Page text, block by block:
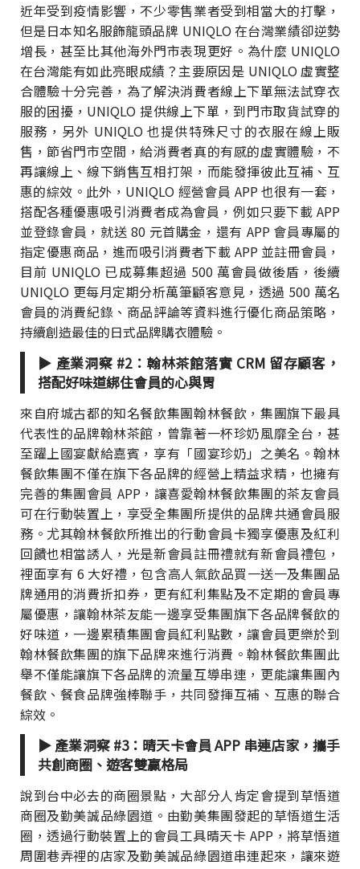
近年受到疫情影響，不少零售業者受到相當大的打擊，
但是日本知名服飾龍頭品牌 UNIQLO 在台灣業績卻逆勢
增長，甚至比其他海外門市表現更好。為什麼 UNIQLO
在台灣能有如此亮眼成績？主要原因是 UNIQLO 虛實整
合體驗十分完善，為了解決消費者線上下單無法試穿衣
服的困擾，UNIQLO 提供線上下單，到門市取貨試穿的
服務，另外 UNIQLO 也提供特殊尺寸的衣服在線上販
售，節省門市空間，給消費者真的有感的虛實體驗，不
再讓線上、線下銷售互相打架，而能發揮彼此互補、互
惠的綜效。此外，UNIQLO 經營會員 APP 也很有一套，
搭配各種優惠吸引消費者成為會員，例如只要下載 APP
並登錄會員，就送 80 元首購金，還有 APP 會員專屬的
指定優惠商品，進而吸引消費者下載 APP 並註冊會員，
目前 UNIQLO 已成募集超過 500 萬會員做後盾，後續
UNIQLO 更每月定期分析萬筆顧客意見，透過 500 萬名
會員的消費紀錄、商品評論等資料進行優化商品策略，
持續創造最佳的日式品牌購衣體驗。
▶ 產業洞察 #2：翰林茶館落實 CRM 留存顧客，
搭配好味道綁住會員的心與胃
來自府城古都的知名餐飲集團翰林餐飲，集團旗下最具
代表性的品牌翰林茶館，曾靠著一杯珍奶風靡全台，甚
至躍上國宴獻給嘉賓，享有「國宴珍奶」之美名。翰林
餐飲集團不僅在旗下各品牌的經營上精益求精，也擁有
完善的集團會員 APP，讓喜愛翰林餐飲集團的茶友會員
可在行動裝置上，享受全集團所提供的品牌共通會員服
務。尤其翰林餐飲所推出的行動會員卡獨享優惠及紅利
回饋也相當誘人，光是新會員註冊禮就有新會員禮包，
裡面享有 6 大好禮，包含高人氣飲品買一送一及集團品
牌通用的消費折扣券，更有紅利集點及不定期的會員專
屬優惠，讓翰林茶友能一邊享受集團旗下各品牌餐飲的
好味道，一邊累積集團會員紅利點數，讓會員更樂於到
翰林餐飲集團的旗下品牌來進行消費。翰林餐飲集團此
舉不僅能讓旗下各品牌的流量互導串連，更能讓集團內
餐飲、餐食品牌強棒聯手，共同發揮互補、互惠的聯合
綜效。
▶ 產業洞察 #3：晴天卡會員 APP 串連店家，攜手
共創商圈、遊客雙贏格局
說到台中必去的商圈景點，大部分人肯定會提到草悟道
商圈及勤美誠品綠園道。由勤美集團發起的草悟道生活
圈，透過行動裝置上的會員工具晴天卡 APP，將草悟道
周圍巷弄裡的店家及勤美誠品綠園道串連起來，讓來遊